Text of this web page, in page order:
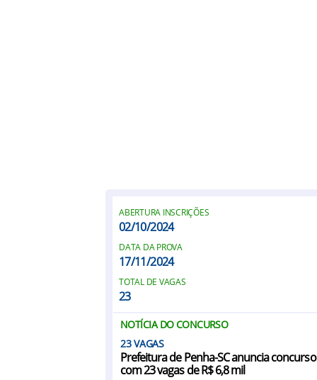
ABERTURA INSCRIÇÕES
02/10/2024
DATA DA PROVA
17/11/2024
TOTAL DE VAGAS
23
NOTÍCIA DO CONCURSO
23
Prefeitura de Penha-SC anuncia concurso
com 23 vagas de R$ 6,8 mil